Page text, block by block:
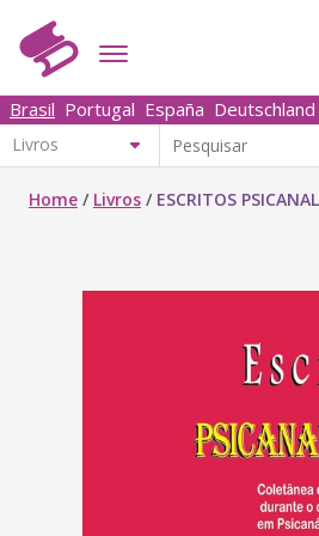
Brasil Portugal España Deutschland
Home / Livros / ESCRITOS